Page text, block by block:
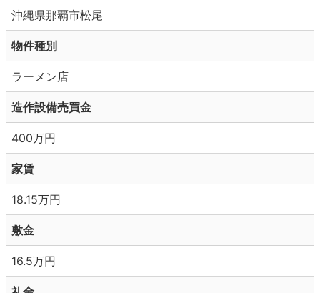
沖縄県那覇市松尾
物件種別
ラーメン店
造作設備売買金
400万円
家賃
18.15万円
敷金
16.5万円